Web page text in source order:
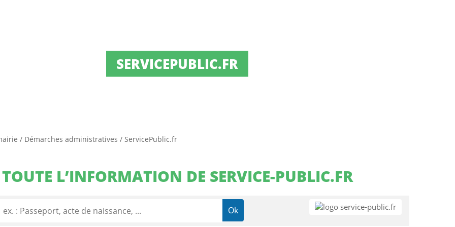
SERVICEPUBLIC.FR
/ Démarches administratives / ServicePublic.fr
TOUTE L’INFORMATION DE SERVICE-PUBLIC.FR